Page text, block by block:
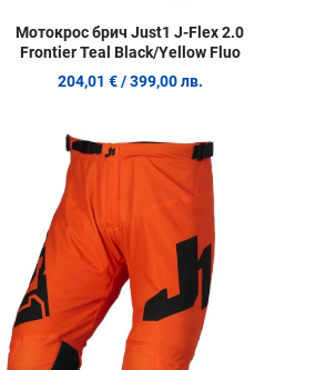
Мотокрос брич Just1 J-Flex 2.0
Frontier Teal Black/Yellow Fluo
204,01 € / 399,00 лв.